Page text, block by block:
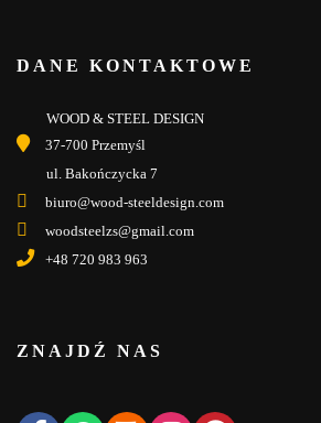
DANE KONTAKTOWE
WOOD & STEEL DESIGN
37-700 Przemyśl
ul. Bakończycka 7
biuro@wood-steeldesign.com
woodsteelzs@gmail.com
+48 720 983 963
ZNAJDŹ NAS